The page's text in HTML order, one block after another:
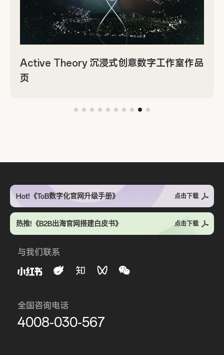
Active Theory 沉浸式创意数字工作室作品
页
Hot!《ToB数字化官网升级手册》 点击下载
热推!《B2B出海官网搭建白皮书》 点击下载
与我们联系
全国咨询电话
4008-030-567